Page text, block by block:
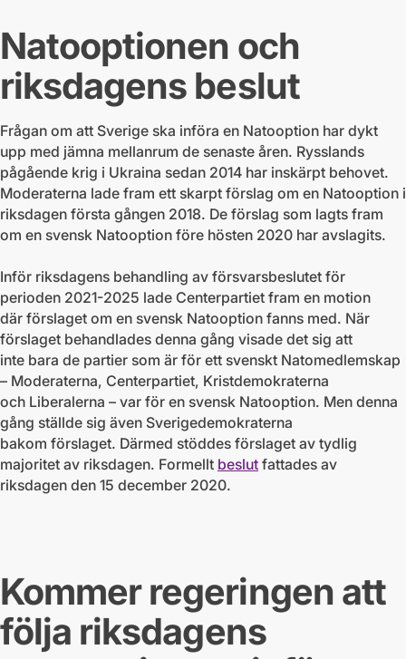
Natooptionen och
riksdagens beslut
Frågan om att Sverige ska införa en Natooption har dykt
upp med jämna mellanrum de senaste åren. Rysslands
pågående krig i Ukraina sedan 2014 har inskärpt behovet.
Moderaterna lade fram ett skarpt förslag om en Natooption i
riksdagen första gången 2018. De förslag som lagts fram
om en svensk Natooption före hösten 2020 har avslagits.
Inför riksdagens behandling av försvarsbeslutet för
perioden 2021-2025 lade Centerpartiet fram en motion
där förslaget om en svensk Natooption fanns med. När
förslaget behandlades denna gång visade det sig att
inte bara de partier som är för ett svenskt Natomedlemskap
– Moderaterna, Centerpartiet, Kristdemokraterna
och Liberalerna – var för en svensk Natooption. Men denna
gång ställde sig även Sverigedemokraterna
bakom förslaget. Därmed stöddes förslaget av tydlig
majoritet av riksdagen. Formellt beslut fattades av
riksdagen den 15 december 2020.
Kommer regeringen att
följa riksdagens